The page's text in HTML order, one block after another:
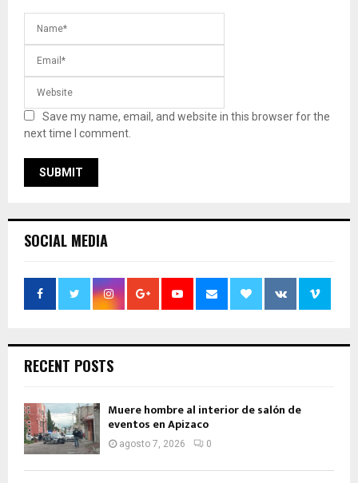
Save my name, email, and website in this browser for the
next time I comment.
SOCIAL MEDIA
RECENT POSTS
Muere hombre al interior de salón de
eventos en Apizaco
agosto 7, 2026 0